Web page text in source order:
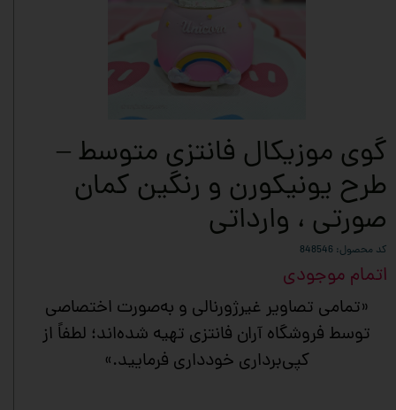
گوی موزیکال فانتزی متوسط –
طرح یونیکورن و رنگین کمان
صورتی ، وارداتی
کد محصول: 848546
اتمام موجودی
«تمامی تصاویر غیرژورنالی و به‌صورت اختصاصی
توسط فروشگاه آران فانتزی تهیه شده‌اند؛ لطفاً از
کپی‌برداری خودداری فرمایید.»